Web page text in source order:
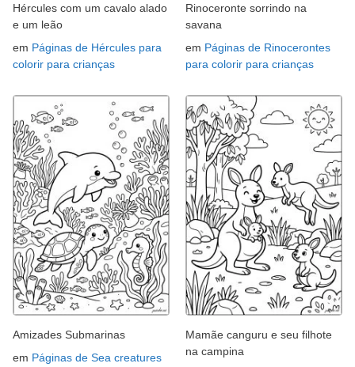
Hércules com um cavalo alado
e um leão
em Páginas de Hércules para
colorir para crianças
Rinoceronte sorrindo na
savana
em Páginas de Rinocerontes
para colorir para crianças
Amizades Submarinas
em Páginas de Sea creatures
Mamãe canguru e seu filhote
na campina